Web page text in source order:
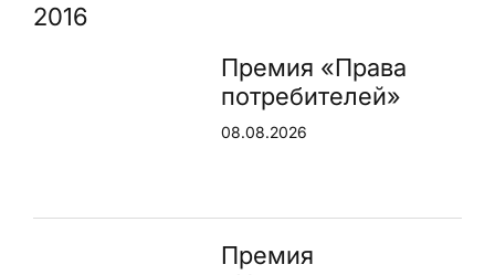
2016
Премия «Права
потребителей»
08.08.2026
Премия